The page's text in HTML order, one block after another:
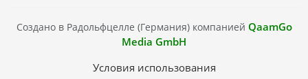
Создано в Радольфцелле (Германия) компанией QaamGo
Media GmbH
Условия использования